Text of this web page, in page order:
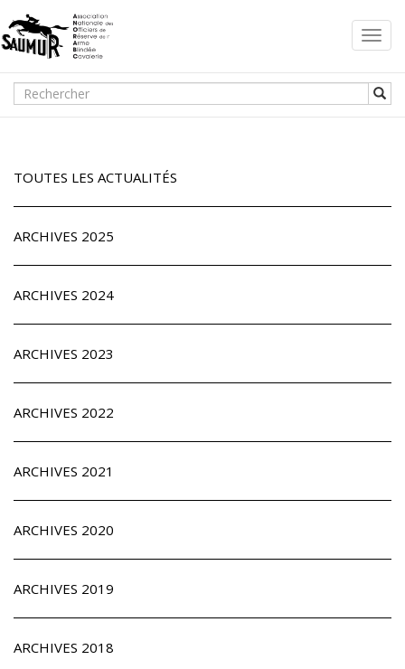
TOUTES LES ACTUALITÉS
ARCHIVES 2025
ARCHIVES 2024
ARCHIVES 2023
ARCHIVES 2022
ARCHIVES 2021
ARCHIVES 2020
ARCHIVES 2019
ARCHIVES 2018